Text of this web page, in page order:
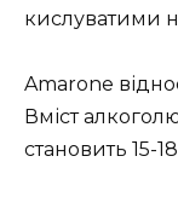
кислуватими
Amarone
Вміст
становить 15-